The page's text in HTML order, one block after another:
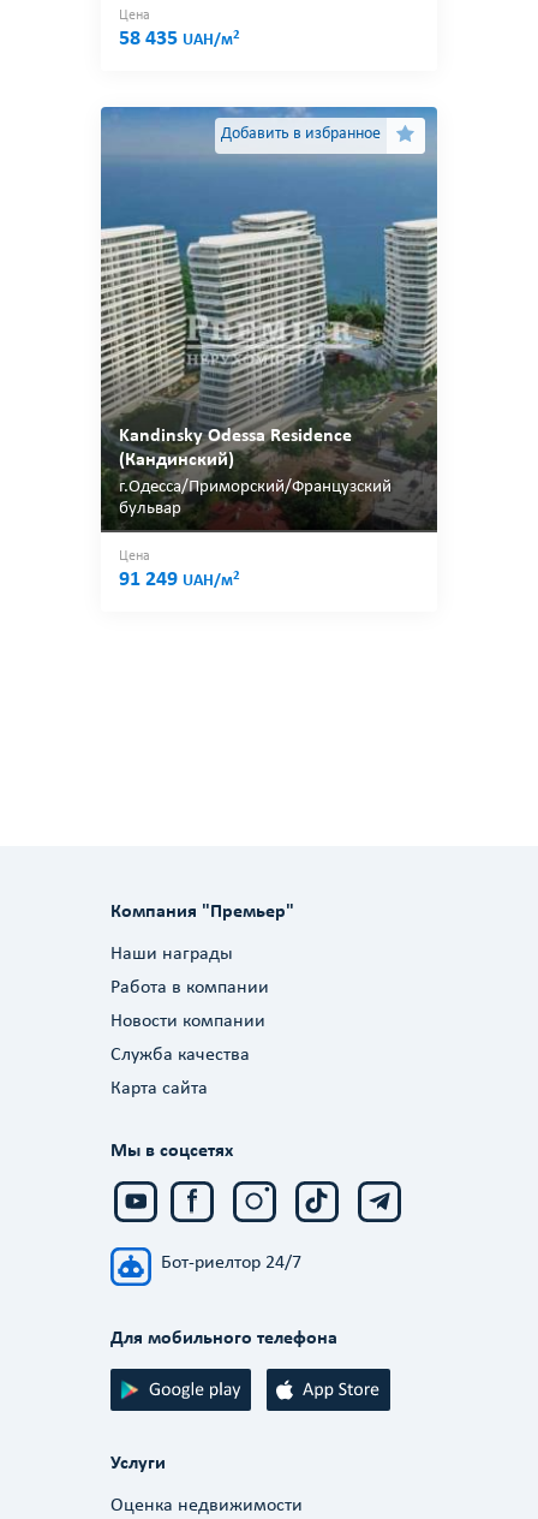
Цена
58 435 UAH/м2
Добавить в избранное
Kandinsky Odessa Residence
(Кандинский)
г.Одесса/Приморский/Французский
бульвар
Цена
91 249 UAH/м2
Компания "Премьер"
Наши награды
Работа в компании
Новости компании
Служба качества
Карта сайта
Мы в соцсетях
Бот-риелтор 24/7
Для мобильного телефона
Услуги
Оценка недвижимости